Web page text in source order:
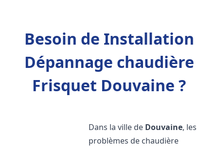
Besoin de Installation
Dépannage chaudière
Frisquet Douvaine ?
Dans la ville de Douvaine, les
problèmes de chaudière